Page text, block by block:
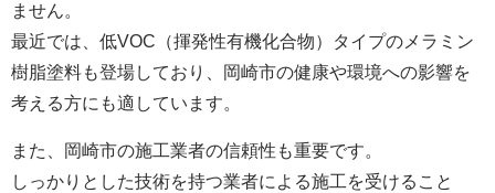
ません。
最近では、低VOC（揮発性有機化合物）タイプのメラミン
樹脂塗料も登場しており、岡崎市の健康や環境への影響を
考える方にも適しています。
また、岡崎市の施工業者の信頼性も重要です。
しっかりとした技術を持つ業者による施工を受けること